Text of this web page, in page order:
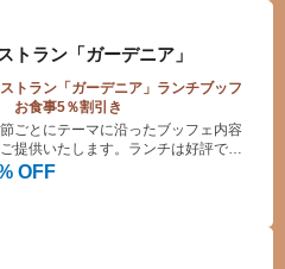
ラン「ガーデニア」
トラン「ガーデニア」ランチブッフ
お食事5％割引き
OFF
ごとにテーマに沿ったブッフェ内容
提供いたします。ランチは好評でに
いのある空間です。